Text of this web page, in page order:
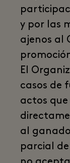
y por las
ajenos al
El
casos de
actos
al
parcial